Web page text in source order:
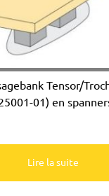
Tensor/
01) en
Lire la suite